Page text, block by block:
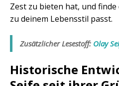
Zest zu bieten hat, und
zu deinem Lebensstil passt.
Zusätzlicher Lesestoff: Olay
Historische